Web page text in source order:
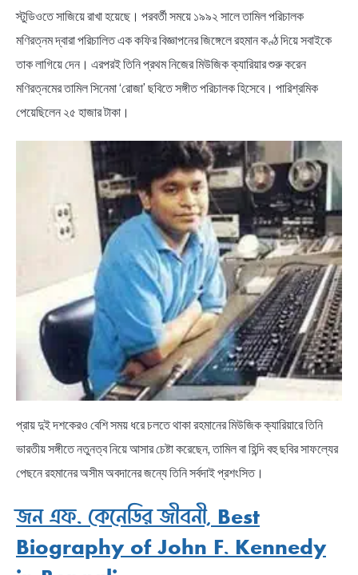
স্টুডিওতে সাজিয়ে রাখা হয়েছে। পরবর্তী সময়ে ১৯৯২ সালে তামিল পরিচালক
মণিরত্নম দ্বারা পরিচালিত এক কফির বিজ্ঞাপনের জিঙ্গেলে রহমান কণ্ঠ দিয়ে সবাইকে
তাক লাগিয়ে দেন। এরপরই তিনি প্রথম নিজের মিউজিক ক্যারিয়ার শুরু করেন
মণিরত্নমের তামিল সিনেমা ‘রোজা’ ছবিতে সঙ্গীত পরিচালক হিসেবে। পারিশ্রমিক
পেয়েছিলেন ২৫ হাজার টাকা।
প্রায় দুই দশকেরও বেশি সময় ধরে চলতে থাকা রহমানের মিউজিক ক্যারিয়ারে তিনি
ভারতীয় সঙ্গীতে নতুনত্ব নিয়ে আসার চেষ্টা করেছেন, তামিল বা হিন্দি বহু ছবির সাফল্যের
পেছনে রহমানের অসীম অবদানের জন্যে তিনি সর্বদাই প্রশংসিত।
জন এফ. কেনেডির জীবনী, Best
Biography of John F. Kennedy